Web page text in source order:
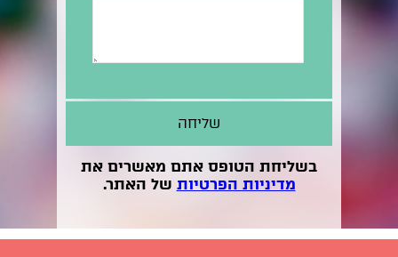
בשליחת הטופס אתם מאשרים את
מדיניות הפרטיות של האתר.